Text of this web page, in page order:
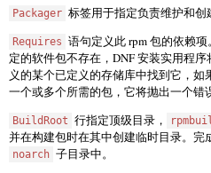
Packager 标签用于指定负责维护和创
Requires 语句定义此 rpm 包的依赖
定的软件包不存在，DNF 安装实用程序
义的某个已定义的存储库中找到它，如
一个或多个所需的包，它将抛出一个错
BuildRoot 行指定顶级目录，
并在构建包时在其中创建临时目录。完
noarch 子目录中。